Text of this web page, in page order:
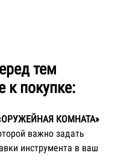
тем
к покупке:
«ОРУЖЕЙНАЯ КОМНАТА»
важно задать
инструмента в ваш